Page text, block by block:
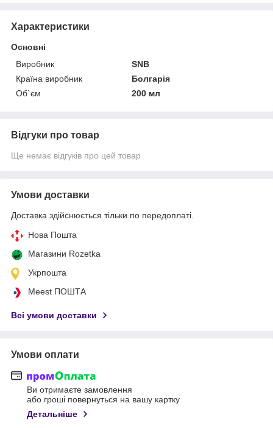
Характеристики
Основні
Виробник
SNB
Країна виробник
Болгарія
Об`єм
200 мл
Відгуки про товар
Ще немає відгуків про цей товар
Умови доставки
Доставка здійснюється тільки по передоплаті.
Нова Пошта
Магазини Rozetka
Укрпошта
Meest ПОШТА
Всі умови доставки
Умови оплати
Ви отримаєте замовлення
або гроші повернуться на вашу картку
Детальніше